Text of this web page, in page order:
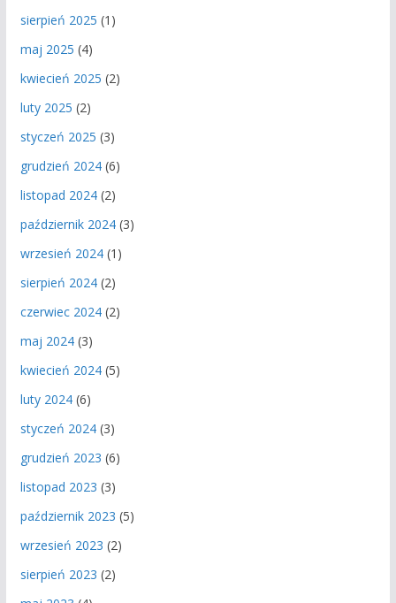
sierpień 2025 (1)
maj 2025 (4)
kwiecień 2025 (2)
luty 2025 (2)
styczeń 2025 (3)
grudzień 2024(6)
listopad 2024(2)
październik 2024(3)
wrzesień 2024(1)
sierpień 2024(2)
czerwiec 2024(2)
maj 2024(3)
kwiecień 2024(5)
luty 2024(6)
styczeń 2024(3)
grudzień 2023 (6)
listopad 2023 (3)
październik 2023 (5)
wrzesień 2023 (2)
sierpień 2023 (2)